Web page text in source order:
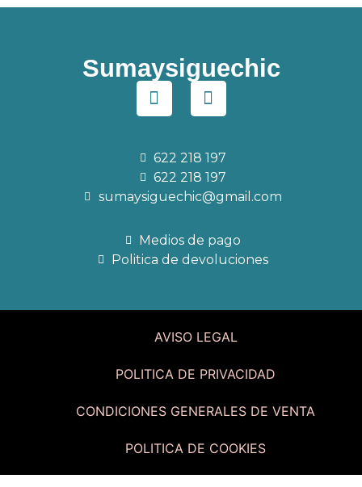
Sumaysiguechic
622 218 197
622 218 197
sumaysiguechic@gmail.com
Medios de pago
Politica de devoluciones
AVISO LEGAL
POLITICA DE PRIVACIDAD
CONDICIONES GENERALES DE VENTA
POLITICA DE COOKIES